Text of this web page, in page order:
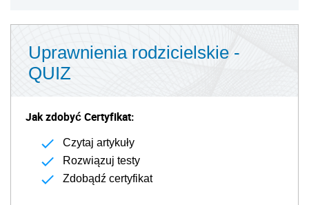
Uprawnienia rodzicielskie -
QUIZ
Jak zdobyć Certyfikat:
Czytaj artykuły
Rozwiązuj testy
Zdobądź certyfikat